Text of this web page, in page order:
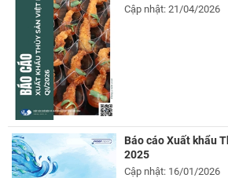
Cập nhật: 21/04/2026
Báo cáo Xuất khẩu
2025
Cập nhật: 16/01/2026